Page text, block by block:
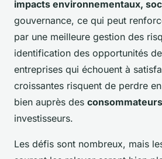
impacts environnementaux,
gouvernance, ce qui peut
par une meilleure gestion des
identification des opportunités
entreprises qui échouent à
croissantes risquent de perdre
bien auprès des consommateurs
investisseurs.
Les défis sont nombreux, mais